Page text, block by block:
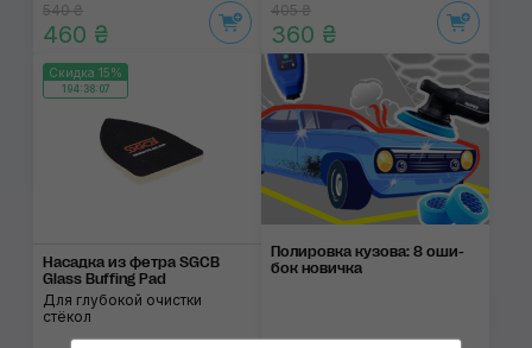
540 ₴
460 ₴
405 ₴
360 ₴
Скидка 15%
194:38:07
Насадка из фетра SGCB
Glass Buffing Pad
Для глубокой очистки
стёкол
Полировка ку­зова: 8 оши­
бок нови­чка